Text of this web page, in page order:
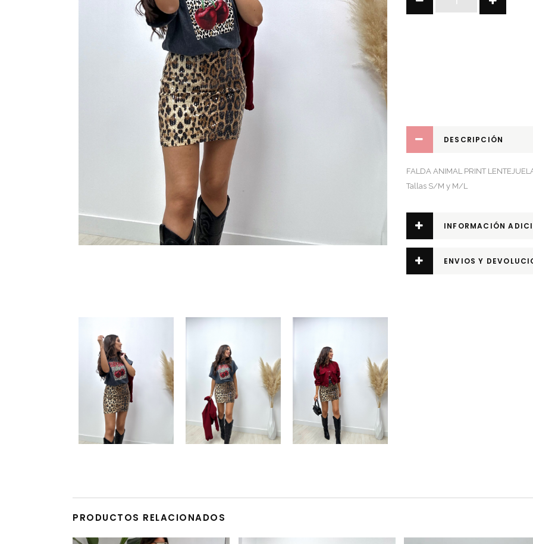
DESCRIPCIÓN
FALDA ANIMAL PRINT
Tallas S/M y M/L
INFORMACIÓN
ENVIOS Y
PRODUCTOS RELACIONADOS
Este producto tiene múltiples variantes. Las opciones se pueden elegir en la página de producto Este producto tiene múltiples variantes. Las opciones se pueden elegir en la página de producto